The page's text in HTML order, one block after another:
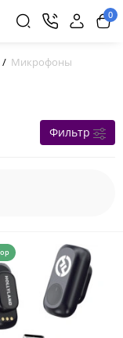
0
Микрофоны
Фильтр